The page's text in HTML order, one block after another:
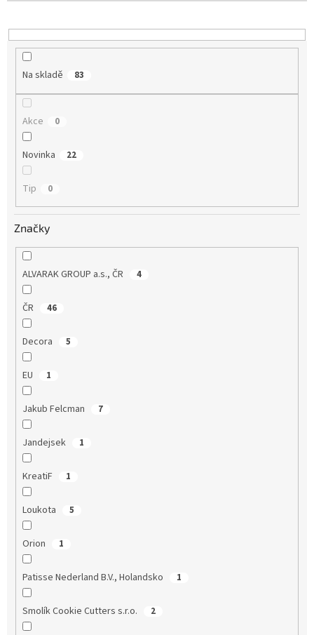
k
t
Na skladě 83
Akce 0
Novinka 22
Tip 0
Značky
ALVARAK GROUP a.s., ČR 4
ČR 46
Decora 5
EU 1
Jakub Felcman 7
Jandejsek 1
KreatiF 1
Loukota 5
Orion 1
Patisse Nederland B.V., Holandsko 1
Smolík Cookie Cutters s.r.o. 2